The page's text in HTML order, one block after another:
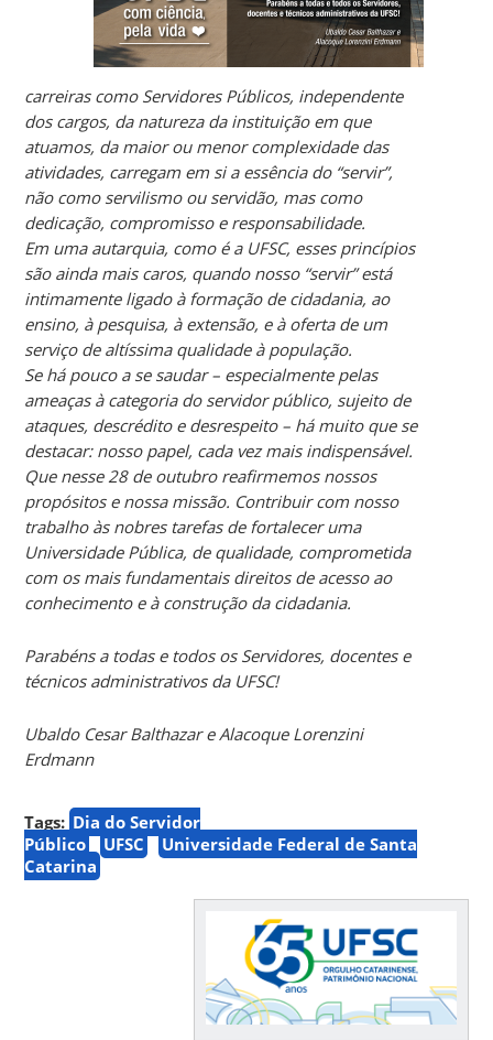
carreiras como Servidores Públicos, independente
dos cargos, da natureza da instituição em que
atuamos, da maior ou menor complexidade das
atividades, carregam em si a essência do “servir”,
não como servilismo ou servidão, mas como
dedicação, compromisso e responsabilidade.
Em uma autarquia, como é a UFSC, esses princípios
são ainda mais caros, quando nosso “servir” está
intimamente ligado à formação de cidadania, ao
ensino, à pesquisa, à extensão, e à oferta de um
serviço de altíssima qualidade à população.
Se há pouco a se saudar – especialmente pelas
ameaças à categoria do servidor público, sujeito de
ataques, descrédito e desrespeito – há muito que se
destacar: nosso papel, cada vez mais indispensável.
Que nesse 28 de outubro reafirmemos nossos
propósitos e nossa missão. Contribuir com nosso
trabalho às nobres tarefas de fortalecer uma
Universidade Pública, de qualidade, comprometida
com os mais fundamentais direitos de acesso ao
conhecimento e à construção da cidadania.
Parabéns a todas e todos os Servidores, docentes e
técnicos administrativos da UFSC!
Ubaldo Cesar Balthazar e Alacoque Lorenzini
Erdmann
Tags: Dia do Servidor
Público
UFSC
Universidade Federal de Santa
Catarina